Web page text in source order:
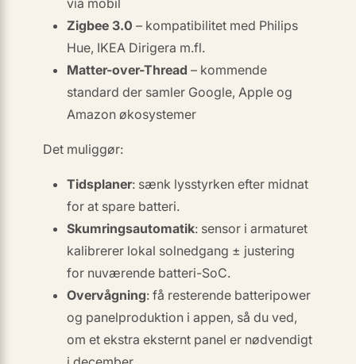
Zigbee 3.0 – kompatibilitet med Philips
Hue, IKEA Dirigera m.fl.
Matter-over-Thread – kommende
standard der samler Google, Apple og
Amazon økosystemer
Det muliggør:
Tidsplaner: sænk lysstyrken efter midnat
for at spare batteri.
Skumrings­automatik: sensor i armaturet
kalibrerer lokal solnedgang ± justering
for nuværende batteri-SoC.
Overvågning: få resterende batteripower
og panelproduktion i appen, så du ved,
om et ekstra eksternt panel er nødvendigt